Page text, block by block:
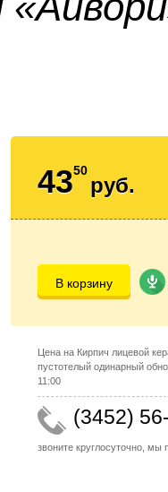
4350
руб.
В корзину
Цена на Кирпич лицевой
пустотелый одинарный
11:00
(3452)
звоните круглосуточно, мы